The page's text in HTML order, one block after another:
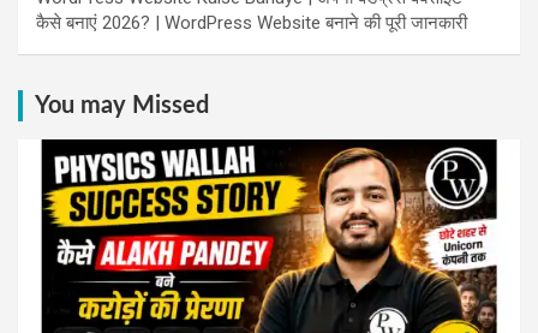
कैसे बनाएं 2026? | WordPress Website बनाने की पूरी जानकारी
You may Missed